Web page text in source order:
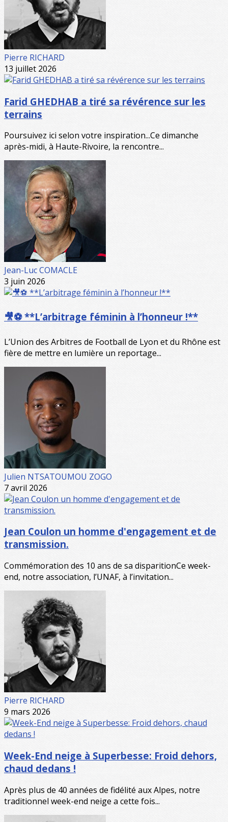
Pierre RICHARD
13 juillet 2026
Farid GHEDHAB a tiré sa révérence sur les
terrains
Poursuivez ici selon votre inspiration...Ce dimanche
après-midi, à Haute-Rivoire, la rencontre...
Jean-Luc COMACLE
3 juin 2026
🎥⚽ **L’arbitrage féminin à l’honneur !**
L’Union des Arbitres de Football de Lyon et du Rhône est
fière de mettre en lumière un reportage...
Julien NTSATOUMOU ZOGO
7 avril 2026
Jean Coulon un homme d'engagement et de
transmission.
Commémoration des 10 ans de sa disparitionCe week-
end, notre association, l’UNAF, à l’invitation...
Pierre RICHARD
9 mars 2026
Week-End neige à Superbesse: Froid dehors,
chaud dedans !
Après plus de 40 années de fidélité aux Alpes, notre
traditionnel week-end neige a cette fois...